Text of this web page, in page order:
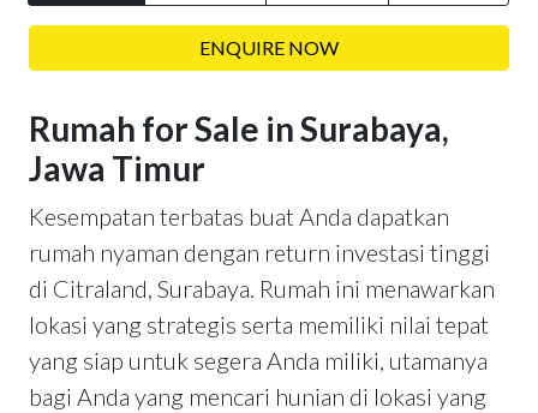
ENQUIRE NOW
Rumah for Sale in Surabaya,
Jawa Timur
Kesempatan terbatas buat Anda dapatkan
rumah nyaman dengan return investasi tinggi
di Citraland, Surabaya. Rumah ini menawarkan
lokasi yang strategis serta memiliki nilai tepat
yang siap untuk segera Anda miliki, utamanya
bagi Anda yang mencari hunian di lokasi yang